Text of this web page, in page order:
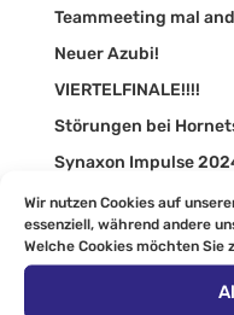
Wir nutzen Cookies auf
essenziell, während andere
Welche Cookies möchten Sie
Teammeeting mal
Neuer Azubi!
VIERTELFINALE!!!!
Störungen bei
Synaxon Impulse
Auszubildenden
Moderner
Dead by Upgrade